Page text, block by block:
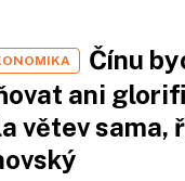
Čínu
ani
větev sama,